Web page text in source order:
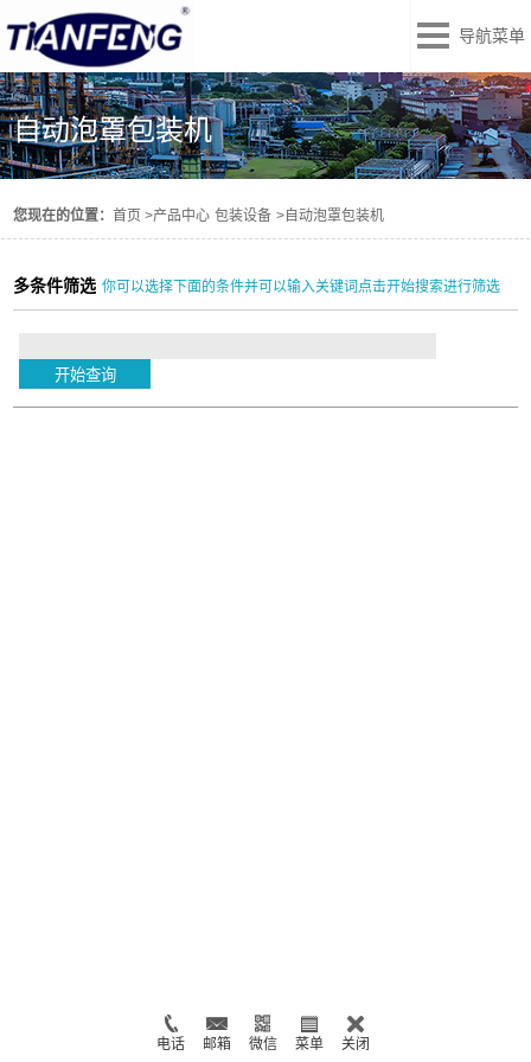
导航菜单
自动泡罩包装机
您现在的位置：首页 >产品中心 包装设备 > 自动泡罩包装机
多条件筛选 你可以选择下面的条件并可以输入关键词点击开始搜索进行筛选
电话 邮箱 微信 菜单 关闭